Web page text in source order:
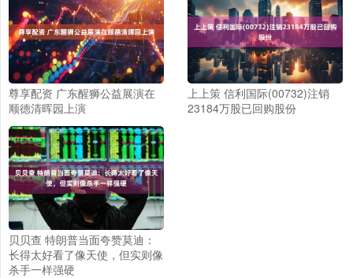
尊享配资 广东醒狮公益展演在
顺德清晖园上演
上上策 信利国际(00732)注销
23184万股已回购股份
贝贝查 特朗普当面夸赞莫迪：
长得太好看了像天使，但实则像
杀手一样强硬